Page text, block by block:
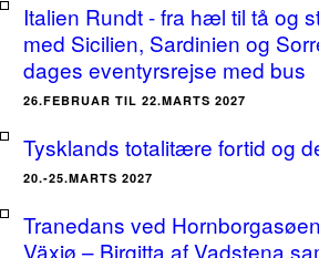
Italien Rundt - fra hæl til tå og
med Sicilien, Sardinien og
dages eventyrsrejse med bus
26.FEBRUAR TIL 22.MARTS 2027
Tysklands totalitære fortid og
20.-25.MARTS 2027
Tranedans ved
Växjø – Birgitta af Vadstena